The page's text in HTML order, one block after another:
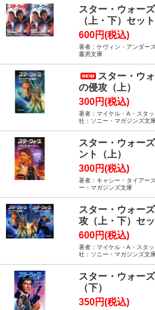
スター・ウォー
（上・下）セット
600円(税込)
著者：ケヴィン・アンダー
書房文庫
スター・ウ
の侵攻（上）
300円(税込)
著者：マイケル・A・スタ
社：ソニー・マガジンズ文
スター・ウォー
ント（上）
300円(税込)
著者：キャシー・タイアー
ー・マガジンズ文庫
スター・ウォー
攻（上・下）セ
600円(税込)
著者：マイケル・A・スタ
社：ソニー・マガジンズ文
スター・ウォー
（下）
350円(税込)